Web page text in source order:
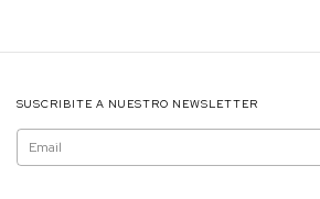
SUSCRIBITE A NUESTRO NEWSLETTER